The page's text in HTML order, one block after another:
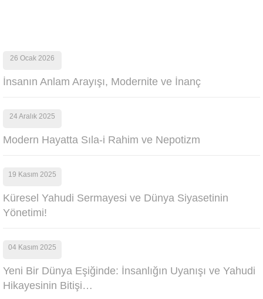
26 Ocak 2026
İnsanın Anlam Arayışı, Modernite ve İnanç
24 Aralık 2025
Modern Hayatta Sıla-i Rahim ve Nepotizm
19 Kasım 2025
Küresel Yahudi Sermayesi ve Dünya Siyasetinin
Yönetimi!
04 Kasım 2025
Yeni Bir Dünya Eşiğinde: İnsanlığın Uyanışı ve Yahudi
Hikayesinin Bitişi…